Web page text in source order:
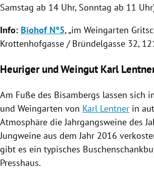
Samstag ab 14 Uhr, Sonntag ab 11
Info: Biohof N°5, „im Weingarten
Krottenhofgasse / Bründelgasse 32,
Heuriger und Weingut Karl
Am Fuße des Bisambergs lassen sich
und Weingarten von Karl Lentner in
Atmosphäre die Jahrgangsweine des
Jungweine aus dem Jahr 2016
gibt es ein typisches
Presshaus.